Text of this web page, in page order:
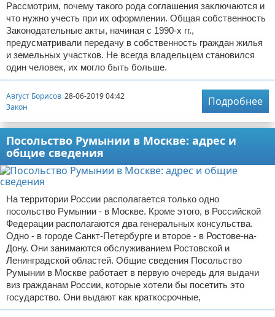
Рассмотрим, почему такого рода соглашения заключаются и
что нужно учесть при их оформлении. Общая собственность
Законодательные акты, начиная с 1990-х гг.,
предусматривали передачу в собственность граждан жилья
и земельных участков. Не всегда владельцем становился
один человек, их могло быть больше.
Август Борисов 28-06-2019 04:42
Закон
Подробнее
Посольство Румынии в Москве: адрес и
общие сведения
На территории России располагается только одно
посольство Румынии - в Москве. Кроме этого, в Российской
Федерации располагаются два генеральных консульства.
Одно - в городе Санкт-Петербурге и второе - в Ростове-на-
Дону. Они занимаются обслуживанием Ростовской и
Ленинградской областей. Общие сведения Посольство
Румынии в Москве работает в первую очередь для выдачи
виз гражданам России, которые хотели бы посетить это
государство. Они выдают как краткосрочные,